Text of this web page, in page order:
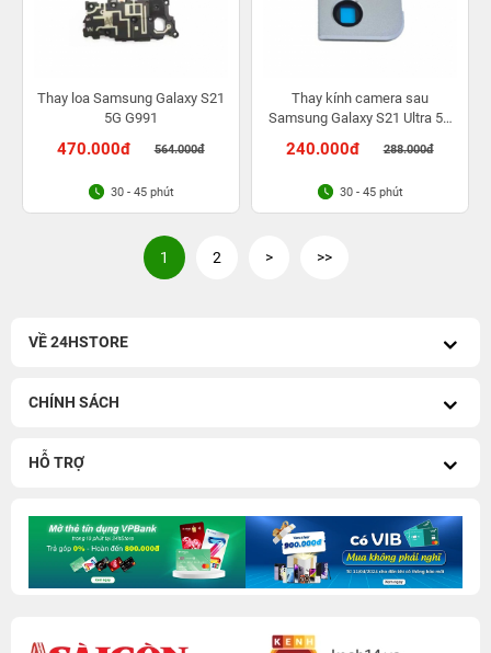
Thay loa Samsung Galaxy S21
5G G991
470.000đ 564.000đ
30 - 45 phút
Thay kính camera sau
Samsung Galaxy S21 Ultra 5G
240.000đ 288.000đ
30 - 45 phút
1 2 > >>
VỀ 24HSTORE
CHÍNH SÁCH
HỖ TRỢ